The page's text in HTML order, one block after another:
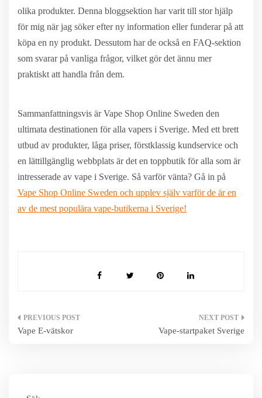
olika produkter. Denna bloggsektion har varit till stor hjälp
för mig när jag söker efter ny information eller funderar på att
köpa en ny produkt. Dessutom har de också en FAQ-sektion
som svarar på vanliga frågor, vilket gör det ännu mer
praktiskt att handla från dem.
Sammanfattningsvis är Vape Shop Online Sweden den
ultimata destinationen för alla vapers i Sverige. Med ett brett
utbud av produkter, låga priser, förstklassig kundservice och
en lättillgänglig webbplats är det en toppbutik för alla som är
intresserade av vape i Sverige. Så varför vänta? Gå in på
Vape Shop Online Sweden och upplev själv varför de är en
av de mest populära vape-butikerna i Sverige!
Inläggsnavigering
Vape E-vätskor Vape-startpaket Sverige